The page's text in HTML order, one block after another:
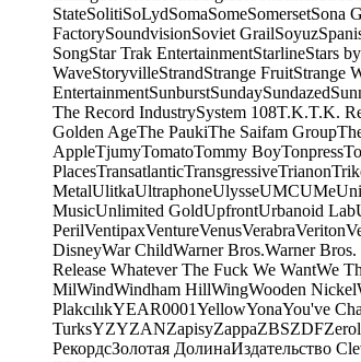
StateSolitiSoLydSomaSomeSomersetSona
FactorySoundvisionSoviet GrailSoyuz
SongStar Trak EntertainmentStarlineStars
WaveStoryvilleStrandStrange FruitStrange
EntertainmentSunburstSundaySundazed
The Record IndustrySystem 108T.K.T.K.
Golden AgeThe PaukiThe Saifam Group
AppleTjumyTomatoTommy BoyTonpress
PlacesTransatlanticTransgressiveTrianon
MetalUlitkaUltraphoneUlysseUMCUMeUni
MusicUnlimited GoldUpfrontUrbanoid Lab
PerilVentipaxVentureVenusVerabraVeriton
DisneyWar ChildWarner Bros.Warner Bros.
Release Whatever The Fuck We WantWe
MilWindWindham HillWingWooden Nickel
PlakcılıkYEAR0001YellowYonaYou've
TurksYZYZANZapisyZappaZBSZDF
РекордсЗолотая ДолинаИздательство